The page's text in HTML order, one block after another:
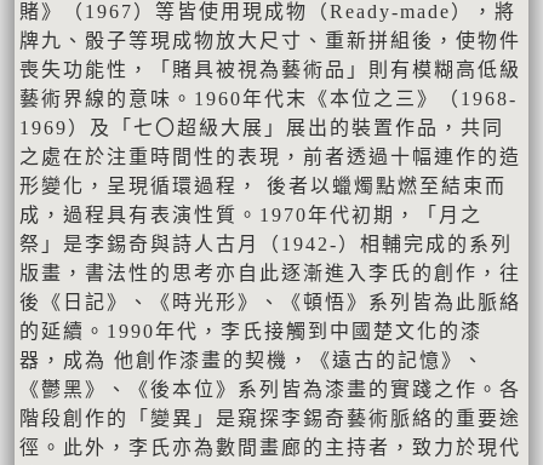
賭》（1967）等皆使用現成物（Ready-made），將
牌九、骰子等現成物放大尺寸、重新拼組後，使物件
喪失功能性，「賭具被視為藝術品」則有模糊高低級
藝術界線的意味。1960年代末《本位之三》（1968-
1969）及「七〇超級大展」展出的裝置作品，共同
之處在於注重時間性的表現，前者透過十幅連作的造
形變化，呈現循環過程， 後者以蠟燭點燃至結束而
成，過程具有表演性質。1970年代初期，「月之
祭」是李錫奇與詩人古月（1942-）相輔完成的系列
版畫，書法性的思考亦自此逐漸進入李氏的創作，往
後《日記》、《時光形》、《頓悟》系列皆為此脈絡
的延續。1990年代，李氏接觸到中國楚文化的漆
器，成為 他創作漆畫的契機，《遠古的記憶》、
《鬱黑》、《後本位》系列皆為漆畫的實踐之作。各
階段創作的「變異」是窺探李錫奇藝術脈絡的重要途
徑。此外，李氏亦為數間畫廊的主持者，致力於現代